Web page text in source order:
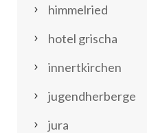
himmelried
hotel grischa
innertkirchen
jugendherberge
jura